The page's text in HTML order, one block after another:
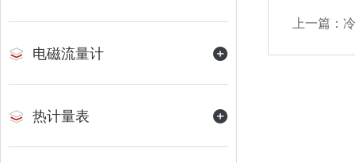
电磁流量计
热计量表
上一篇：